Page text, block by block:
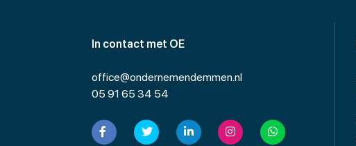
In contact met OE
office@ondernemendemmen.nl
05 91 65 34 54